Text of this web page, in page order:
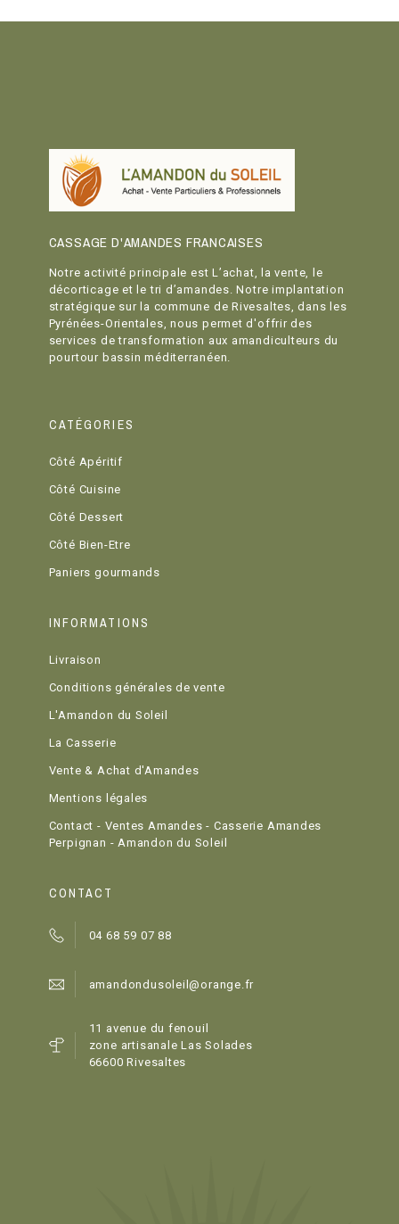
CASSAGE D'AMANDES FRANCAISES
Notre activité principale est L’achat, la vente, le
décorticage et le tri d’amandes. Notre implantation
stratégique sur la commune de Rivesaltes, dans les
Pyrénées-Orientales, nous permet d'offrir des
services de transformation aux amandiculteurs du
pourtour bassin méditerranéen.
CATÉGORIES
Côté Apéritif
Côté Cuisine
Côté Dessert
Côté Bien-Etre
Paniers gourmands
INFORMATIONS
Livraison
Conditions générales de vente
L'Amandon du Soleil
La Casserie
Vente & Achat d'Amandes
Mentions légales
Contact - Ventes Amandes - Casserie Amandes
Perpignan - Amandon du Soleil
CONTACT
04 68 59 07 88
amandondusoleil@orange.fr
11 avenue du fenouil
zone artisanale Las Solades
66600 Rivesaltes